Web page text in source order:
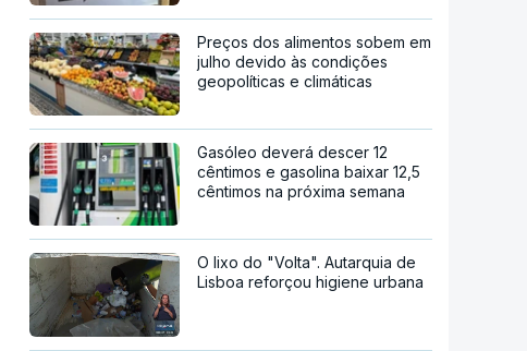
Preços dos alimentos sobem em
julho devido às condições
geopolíticas e climáticas
Gasóleo deverá descer 12
cêntimos e gasolina baixar 12,5
cêntimos na próxima semana
O lixo do "Volta". Autarquia de
Lisboa reforçou higiene urbana